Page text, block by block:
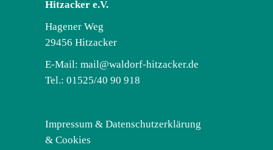
Hitzacker e.V.
Hagener Weg
29456 Hitzacker
E-Mail: mail@waldorf-hitzacker.de
Tel.: 01525/40 90 918
Impressum & Datenschutzerklärung
& Cookies